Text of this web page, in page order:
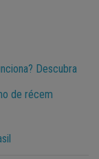
Descubra
de récem